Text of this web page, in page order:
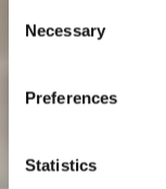
Selection
Necessary
Preferences
Statistics